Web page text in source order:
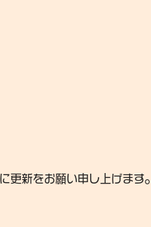
更新をお願い申し上げます。